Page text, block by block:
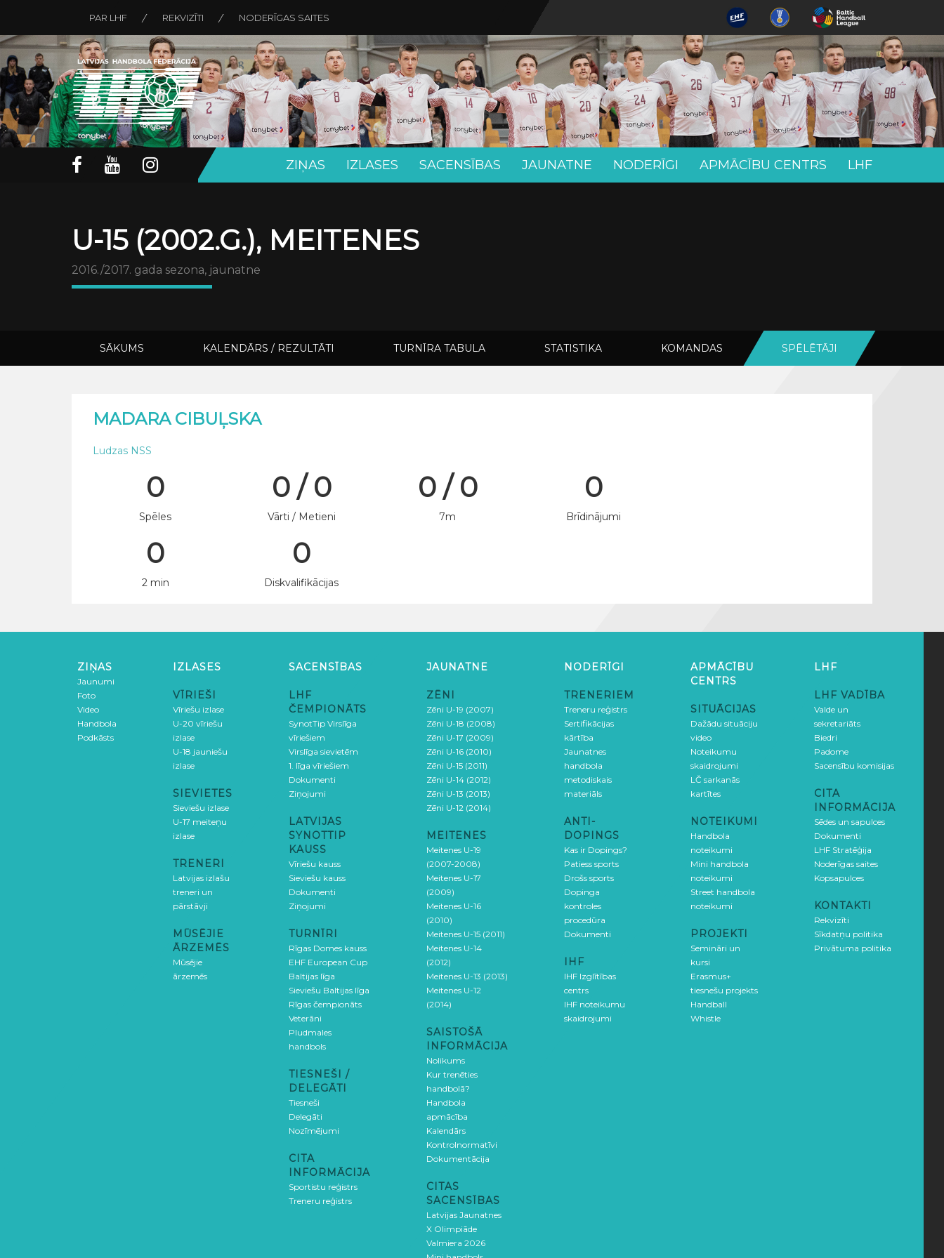
PAR LHF REKVIZĪTI NODERĪGAS SAITES
ZIŅAS IZLASES SACENSĪBAS JAUNATNE NODERĪGI APMĀCĪBU CENTRS LHF
U-15 (2002.G.), MEITENES
2016./2017. gada sezona, jaunatne
SĀKUMS KALENDĀRS / REZULTĀTI TURNĪRA TABULA STATISTIKA KOMANDAS SPĒLĒTĀJI
MADARA CIBUĻSKA
Ludzas NSS
0
Spēles
0 / 0
Vārti / Metieni
0 / 0
7m
0
Brīdinājumi
0
2 min
0
Diskvalifikācijas
ZIŅAS
Jaunumi
Foto
Video
Handbola
Podkāsts
IZLASES
VĪRIEŠI
Vīriešu izlase
U-20 vīriešu
izlase
U-18 jauniešu
izlase
SIEVIETES
Sieviešu izlase
U-17 meiteņu
izlase
TRENERI
Latvijas izlašu
treneri un
pārstāvji
MŪSĒJIE
ĀRZEMĒS
Mūsējie
ārzemēs
SACENSĪBAS
LHF
ČEMPIONĀTS
SynotTip Virslīga
vīriešiem
Virslīga sievietēm
1. līga vīriešiem
Dokumenti
Ziņojumi
LATVIJAS
SYNOTTIP
KAUSS
Vīriešu kauss
Sieviešu kauss
Dokumenti
Ziņojumi
TURNĪRI
Rīgas Domes kauss
EHF European Cup
Baltijas līga
Sieviešu Baltijas līga
Rīgas čempionāts
Veterāni
Pludmales
handbols
TIESNEŠI /
DELEGĀTI
Tiesneši
Delegāti
Nozīmējumi
CITA
INFORMĀCIJA
Sportistu reģistrs
Treneru reģistrs
JAUNATNE
ZĒNI
Zēni U-19 (2007)
Zēni U-18 (2008)
Zēni U-17 (2009)
Zēni U-16 (2010)
Zēni U-15 (2011)
Zēni U-14 (2012)
Zēni U-13 (2013)
Zēni U-12 (2014)
MEITENES
Meitenes U-19
(2007-2008)
Meitenes U-17
(2009)
Meitenes U-16
(2010)
Meitenes U-15 (2011)
Meitenes U-14
(2012)
Meitenes U-13 (2013)
Meitenes U-12
(2014)
SAISTOŠĀ
INFORMĀCIJA
Nolikums
Kur trenēties
handbolā?
Handbola
apmācība
Kalendārs
Kontrolnormatīvi
Dokumentācija
CITAS
SACENSĪBAS
Latvijas Jaunatnes
X Olimpiāde
Valmiera 2026
NODERĪGI
TRENERIEM
Treneru reģistrs
Sertifikācijas
kārtība
Jaunatnes
handbola
metodiskais
materiāls
ANTI-
DOPINGS
Kas ir Dopings?
Patiess sports
Drošs sports
Dopinga
kontroles
procedūra
Dokumenti
IHF
IHF Izglītības
centrs
IHF noteikumu
skaidrojumi
APMĀCĪBU
CENTRS
SITUĀCIJAS
Dažādu situāciju
video
Noteikumu
skaidrojumi
LČ sarkanās
kartītes
NOTEIKUMI
Handbola
noteikumi
Mini handbola
noteikumi
Street handbola
noteikumi
PROJEKTI
Semināri un
kursi
Erasmus+
tiesnešu projekts
Handball
Whistle
LHF
LHF VADĪBA
Valde un
sekretariāts
Biedri
Padome
Sacensību komisijas
CITA
INFORMĀCIJA
Sēdes un sapulces
Dokumenti
LHF Stratēģija
Noderīgas saites
Kopsapulces
KONTAKTI
Rekvizīti
Sīkdatņu politika
Privātuma politika